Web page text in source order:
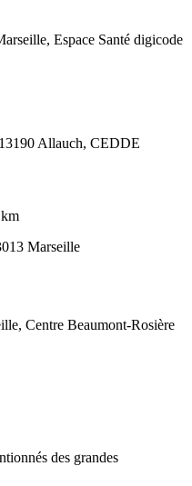
, Espace Santé digicode
Allauch, CEDDE
Marseille
, Centre Beaumont-Rosière
des grandes